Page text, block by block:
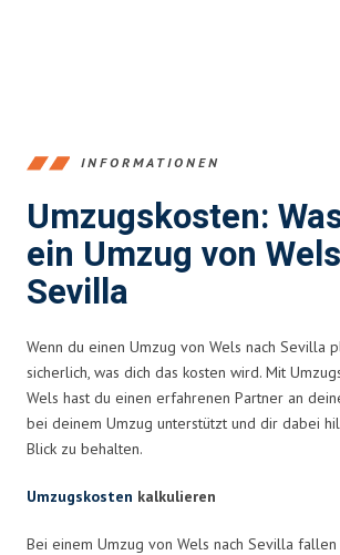
INFORMATIONEN
Umzugskosten:
ein Umzug von
Sevilla
Wenn du einen Umzug von Wels nach Sevilla
sicherlich, was dich das kosten wird. Mit
Wels hast du einen erfahrenen Partner an
bei deinem Umzug unterstützt und dir dabei
Blick zu behalten.
Umzugskosten kalkulieren
Bei einem Umzug von Wels nach Sevilla